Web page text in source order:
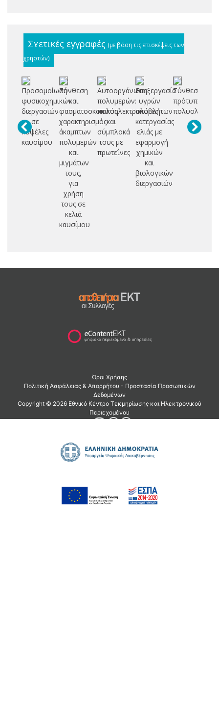
Σχετικές εγγραφές (με βάση τις επισκέψεις των
χρηστών)
Προσομοίωση
φυσικοχημικών
διεργασιών
σε
κυψέλες
καυσίμου
Σύνθεση
και
φασματοσκοπικός
χαρακτηρισμός
άκαμπτων
πολυμερών
και
μιγμάτων
τους,
για
χρήση
τους σε
κελιά
καυσίμου
Αυτοοργάνωση
πολυμερών:
πολυηλεκτρολύτες
και
σύμπλοκά
τους με
πρωτεΐνες
Επεξεργασία
υγρών
αποβλήτων
κατεργασίας
ελιάς με
εφαρμογή
χημικών
και
βιολογικών
διεργασιών
Σύνθεση
πρότυπων